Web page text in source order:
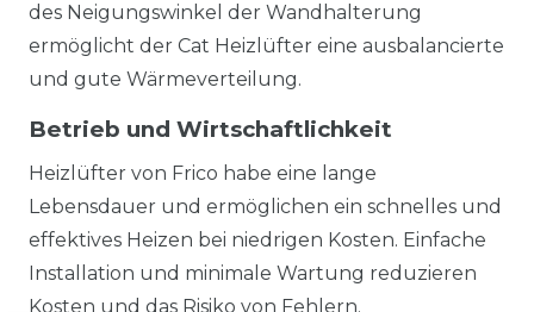
des Neigungswinkel der Wandhalterung
ermöglicht der Cat Heizlüfter eine ausbalancierte
und gute Wärmeverteilung.
Betrieb und Wirtschaftlichkeit
Heizlüfter von Frico habe eine lange
Lebensdauer und ermöglichen ein schnelles und
effektives Heizen bei niedrigen Kosten. Einfache
Installation und minimale Wartung reduzieren
Kosten und das Risiko von Fehlern.